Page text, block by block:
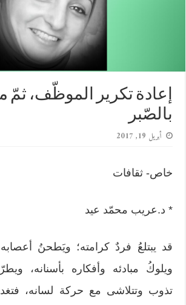
إعادة تكرير الموظّف، ثمّ
بالصّبر
أبريل 19, 2017
خاص- ثقافات
* د.عريب محمّد عيد
قد يبتلعُ فردٌ كرامته؛ ويَطحنُ
ويلوكُ مبادئه وأفكاره بأسنانه،
تذوب وتتلاشى مع حركة لسانه،